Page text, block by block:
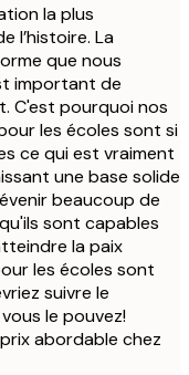
la plus
l’histoire. La
que nous
important de
C'est pourquoi nos
les écoles sont si
ce qui est vraiment
une base solide
beaucoup de
sont capables
la paix
les écoles sont
suivre le
le pouvez!
abordable chez